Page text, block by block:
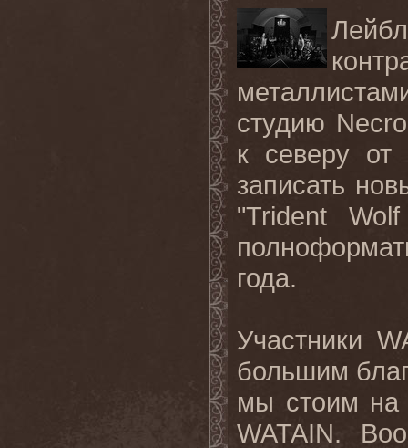
студию
к северу от
записать
"Trident
Wolf
года.
Участники
большим
мы стоим на
WATAIN.